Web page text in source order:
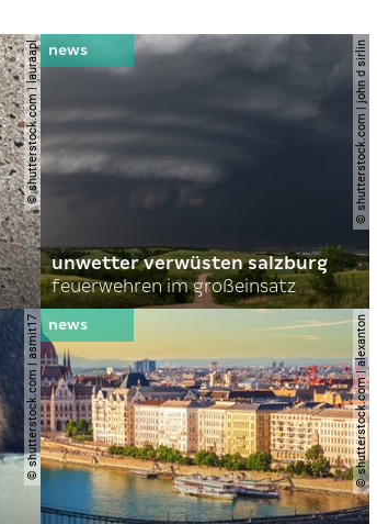
© shutterstock.com | lauraapl © shutterstock.com | john d sirlin
unwetter verwüsten salzburg
feuerwehren im großeinsatz
© shutterstock.com | asmit17 © shutterstock.com | alexanton